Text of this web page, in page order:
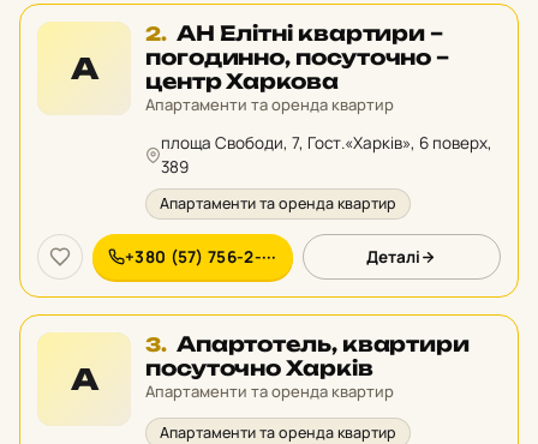
А
2. Місце
2
у
рейтингу:
АН Елітні квартири –
погодинно, посуточно –
центр Харкова
Апартаменти та оренда квартир
площа Свободи, 7, Гост.«Харків», 6 поверх,
389
Апартаменти та оренда квартир
+380 (57) 756-2-··· Деталі
А
3. Місце
3
у
рейтингу:
Апартотель, квартири
посуточно Харків
Апартаменти та оренда квартир
Апартаменти та оренда квартир